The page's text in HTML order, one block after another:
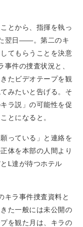
とから、指揮を執っ
翌日——。第二のキ
てもらうことを決意
件の捜査状況と、
たビデオテープを観
みたいと告げる。そ
ラ説」の可能性を促
とになると。
っている」と連絡を
体を本部の人間より
L達が待つホテル
キラ事件捜査資料と
た一般には未公開の
を観た月は、キラの